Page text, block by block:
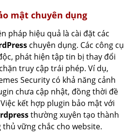
mật chuyên dụng
pháp hiệu quả là cài đặt các
chuyên dụng. Các công cụ
phát hiện tập tin bị thay đổi
truy cập trái phép. Ví dụ,
Security có khả năng cảnh
chưa cập nhật, đồng thời đề
kết hợp plugin bảo mật với
thường xuyên tạo thành
vững chắc cho website.